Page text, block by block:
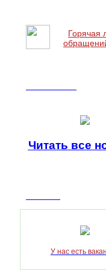
Горячая
Читать все
У нас есть